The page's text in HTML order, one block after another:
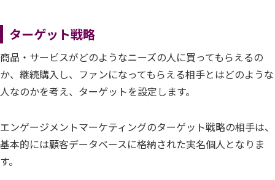
ターゲット戦略
商品・サービスがどのようなニーズの人に買ってもらえるの
か、継続購入し、ファンになってもらえる相手とはどのような
人なのかを考え、ターゲットを設定します。
エンゲージメントマーケティングのターゲット戦略の相手は、
基本的には顧客データベースに格納された実名個人となりま
す。